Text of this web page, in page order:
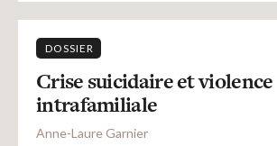
DOSSIER
Crise suicidaire et violence
intrafamiliale
Anne-Laure Garnier